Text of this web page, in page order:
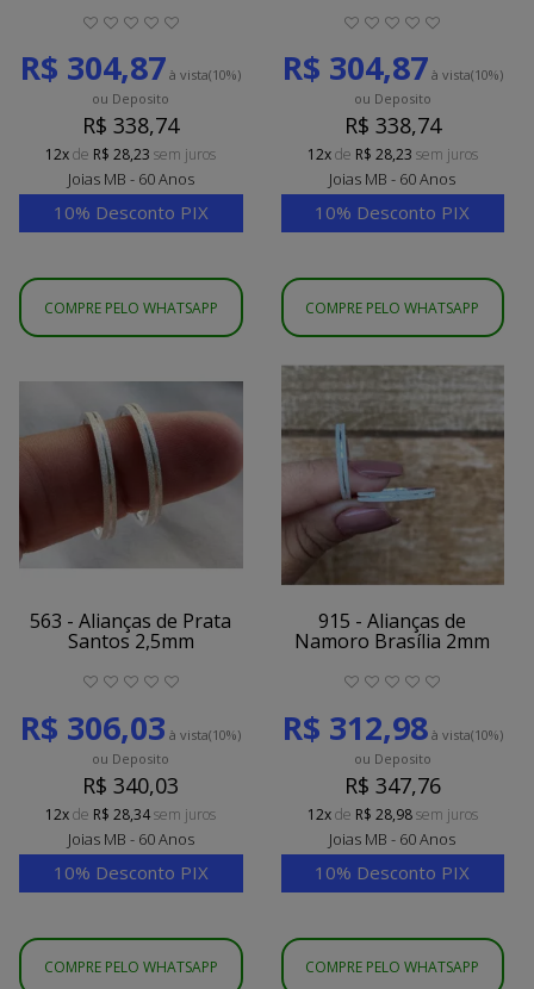
R$ 304,87 à vista(10%)
ou Deposito
R$ 338,74
12xde R$ 28,23 sem juros
Joias MB - 60 Anos
10% Desconto PIX
COMPRE PELO WHATSAPP
R$ 304,87 à vista(10%)
ou Deposito
R$ 338,74
12xde R$ 28,23 sem juros
Joias MB - 60 Anos
10% Desconto PIX
COMPRE PELO WHATSAPP
563 - Alianças de Prata
Santos 2,5mm
R$ 306,03 à vista(10%)
ou Deposito
R$ 340,03
12xde R$ 28,34sem juros
Joias MB - 60 Anos
10% Desconto PIX
COMPRE PELO WHATSAPP
915 - Alianças de
Namoro Brasília 2mm
R$ 312,98à vista(10%)
ou Deposito
R$ 347,76
12xde R$ 28,98sem juros
Joias MB - 60 Anos
10% Desconto PIX
COMPRE PELO WHATSAPP